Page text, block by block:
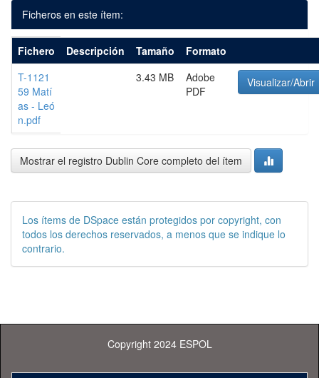
Ficheros en este ítem:
Fichero Descripción Tamaño
Formato
T-1121
59 Matí
as - Leó
n.pdf
3.43 MB
Adobe
PDF
Visualizar/Abrir
Mostrar el registro Dublin Core completo del ítem
Los ítems de DSpace están protegidos por copyright, con
todos los derechos reservados, a menos que se indique lo
contrario.
Copyright 2024 ESPOL